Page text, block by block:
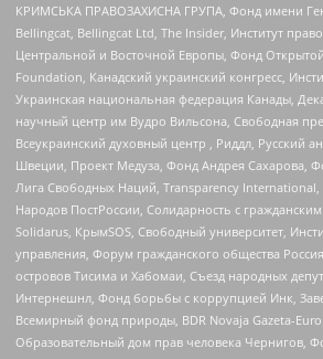
КРИМСЬКА ПРАВОЗАХИСНА ГРУПА, Фонд имени
Bellingcat, Bellingcat Ltd, The Insider, Институт
Центральной и Восточной Европы, Фонд
Foundation, Канадский украинский конгресс,
Украинская национальная федерация Канады,
научный центр им Вудро Вильсона, Свободная
Всеукраинский духовный центр , Риддл, Русский
Швеции, Проект Медуза, Фонд Андрея Сахарова,
Лига Свободных Наций, Transparеncy
Народов ПостРоссии, Солидарность с
Solidarus, КрымSOS, Свободный университет,
управления, Форум гражданского общества
островов Тисима и Хабомаи, Съезд народных
Интернешнл, Фонд борьбы с коррупцией Инк,
Всемирный фонд природы, BDR Novaja Gazeta-
Образовательный дом прав человека Чернигов,